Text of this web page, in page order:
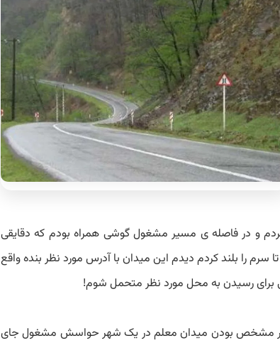
و در فاصله ی مسیر مشغول گوشی همراه بودم که دقایقی
سرم را بلند کردم دیدم این میدان با آدرس مورد نظر بنده واقع
برای رسیدن به محل مورد نظر متحمل شوم!
مشخص بودن میدان معلم در یک شهر حواسش مشغول جای